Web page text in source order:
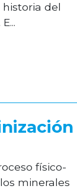
del
físico-
minerales